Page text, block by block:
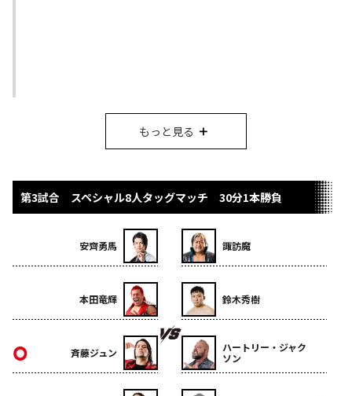
もっと見る
第3試合 スペシャル8人タッグマッチ 30分1本勝負
安齊勇馬
本田竜輝
斉藤ジュン
諏訪魔
鈴木秀樹
ハートリー・ジャク
ソン